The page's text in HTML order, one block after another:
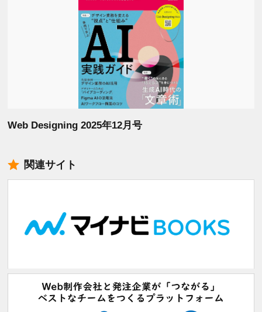
Web Designing 2025年12月号
関連サイト